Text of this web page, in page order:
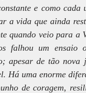
e como
a vida que ainda
quando veio para
falhou um ensaio
apesar de tão
Há uma enorme
de coragem,